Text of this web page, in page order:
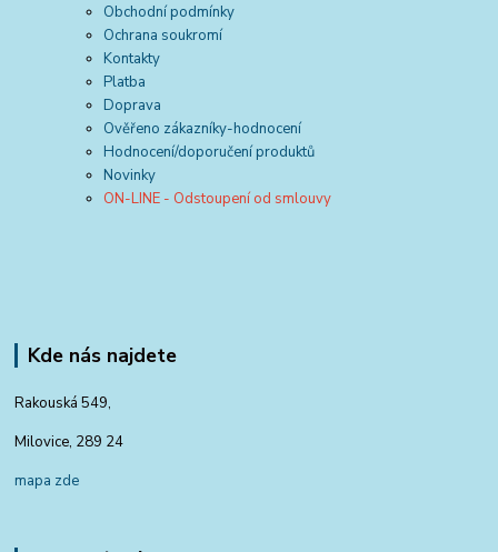
Obchodní podmínky
Ochrana soukromí
Kontakty
Platba
Doprava
Ověřeno zákazníky-hodnocení
Hodnocení/doporučení produktů
Novinky
ON-LINE - Odstoupení od smlouvy
Kde nás najdete
Rakouská 549,
Milovice, 289 24
mapa zde